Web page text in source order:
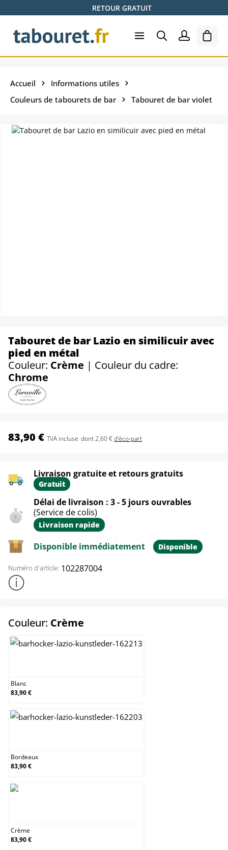
Passer au contenu principalRETOUR GRATUIT
Le
Accueil
Informations utiles
Couleurs de tabourets de bar
Tabouret de bar violet
Tabouret de bar Lazio en similicuir avec
pied en métal
Couleur: Crème | Couleur du cadre:
Chrome
83,90 € TVA incluse dont 2,60 €d'éco-part
Livraison gratuite et retours gratuits
Gratuit
Délai de livraison : 3 - 5 jours ouvrables
(Service de colis)
Livraison rapide
Disponible immédiatement Disponible
Numéro d'article: 102287004
Afficher plus d'informations sur le produit
Couleur: Crème
Blanc
83,90 €
Bordeaux
83,90 €
Crème
83,90 €